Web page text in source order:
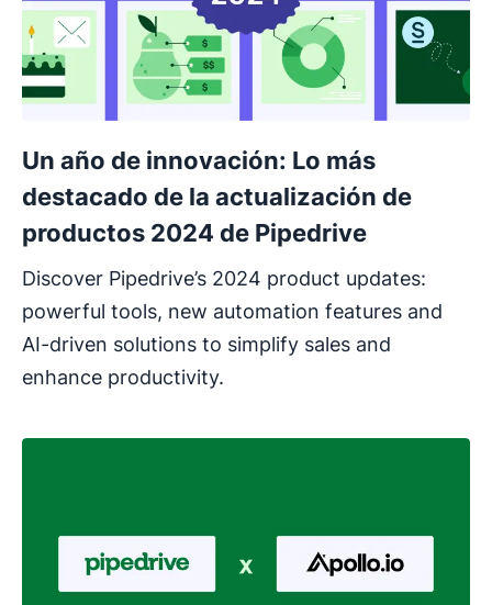
Un año de innovación: Lo más
destacado de la actualización de
productos 2024 de Pipedrive
Discover Pipedrive’s 2024 product updates:
powerful tools, new automation features and
AI-driven solutions to simplify sales and
enhance productivity.